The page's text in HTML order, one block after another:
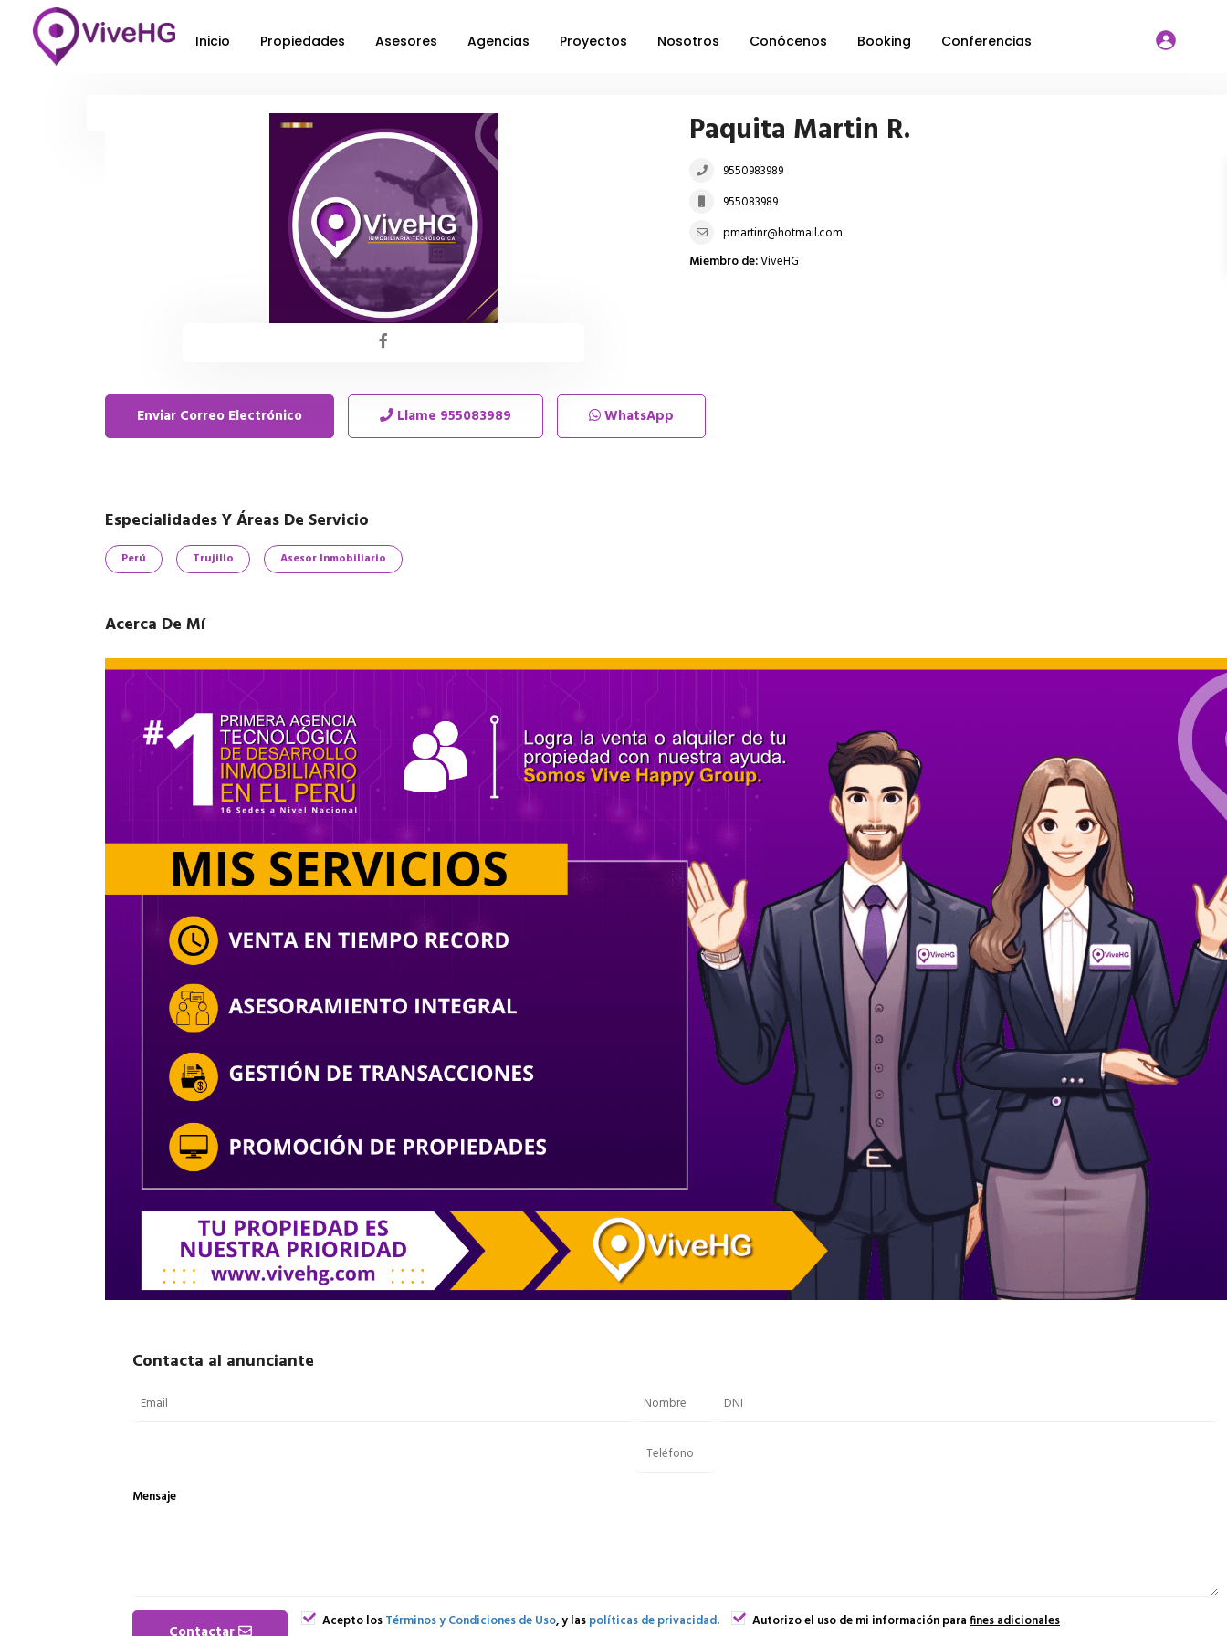
Inicio Propiedades Asesores Agencias Proyectos Nosotros Conócenos Booking Conferencias
Paquita Martin R.
9550983989
955083989
pmartinr@hotmail.com
Miembro de:ViveHG
Enviar Correo Electrónico Llame 955083989 WhatsApp
Especialidades Y Áreas De Servicio
Perú Trujillo Asesor Inmobiliario
Acerca De Mí
Contacta al anunciante
Mensaje
Acepto losTérminos y Condiciones de Uso, y laspolíticas de privacidad. Autorizo el uso de mi información parafines adicionales